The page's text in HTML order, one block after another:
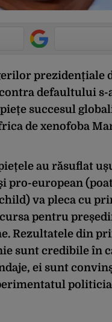
prezidențiale
defaultului s-
succesul
de xenofoba
au răsuflat
pro-european
va pleca cu
pentru
Rezultatele din
sunt credibile în
ei sunt